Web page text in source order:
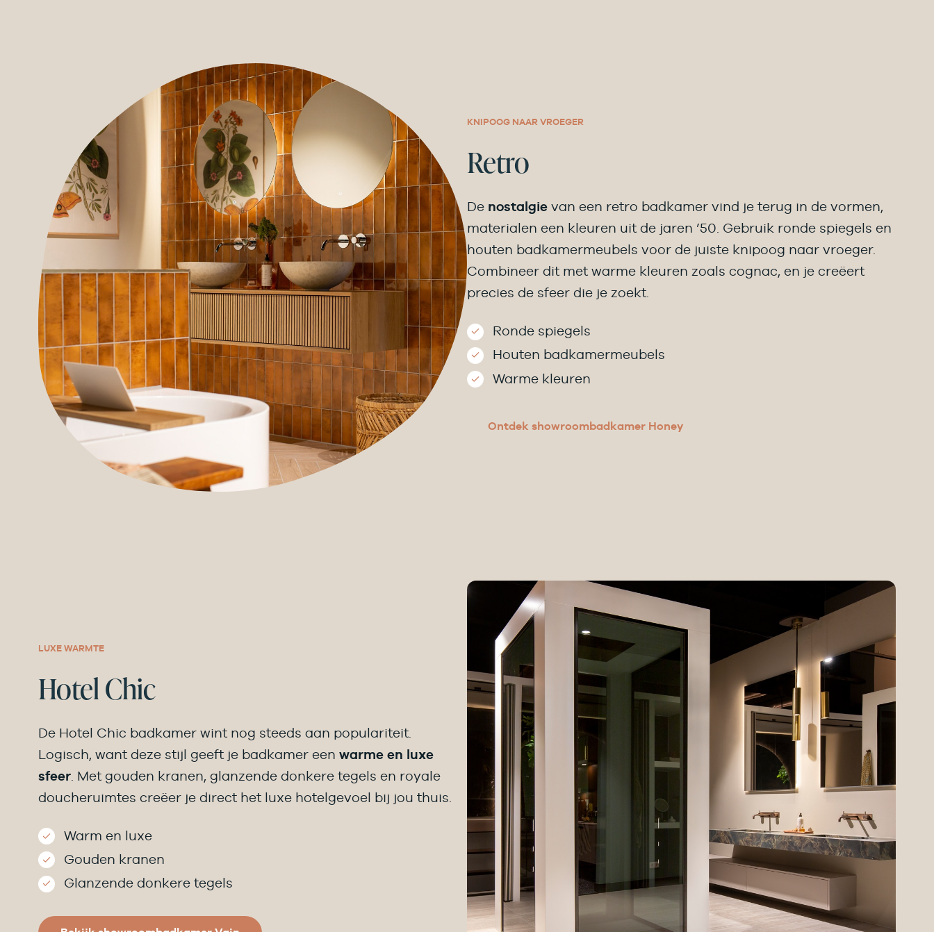
KNIPOOG NAAR VROEGER
Retro
De nostalgie van een retro badkamer vind je terug in de vormen,
materialen een kleuren uit de jaren ’50. Gebruik ronde spiegels en
houten badkamermeubels voor de juiste knipoog naar vroeger.
Combineer dit met warme kleuren zoals cognac, en je creëert
precies de sfeer die je zoekt.
Ronde spiegels
Houten badkamermeubels
Warme kleuren
Ontdek showroombadkamer Honey
LUXE WARMTE
Hotel Chic
De Hotel Chic badkamer wint nog steeds aan populariteit.
Logisch, want deze stijl geeft je badkamer een warme en luxe
sfeer . Met gouden kranen, glanzende donkere tegels en royale
doucheruimtes creëer je direct het luxe hotelgevoel bij jou thuis.
Warm en luxe
Gouden kranen
Glanzende donkere tegels